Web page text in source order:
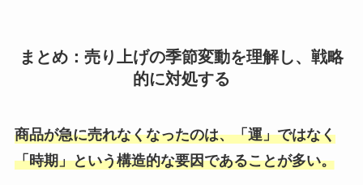
まとめ：売り上げの季節変動を理解し、戦略
的に対処する
商品が急に売れなくなったのは、「運」ではなく
「時期」という構造的な要因であることが多い。